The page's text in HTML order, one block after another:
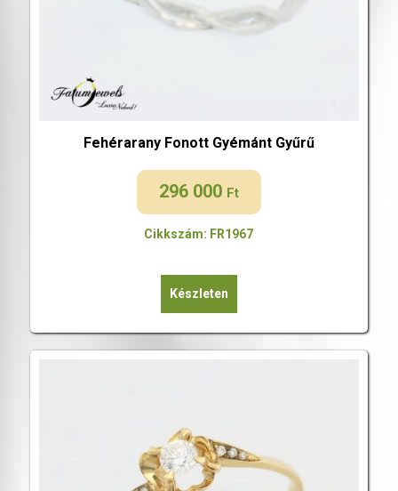
Fehérarany Fonott Gyémánt Gyűrű
296 000 Ft
Cikkszám: FR1967
Készleten